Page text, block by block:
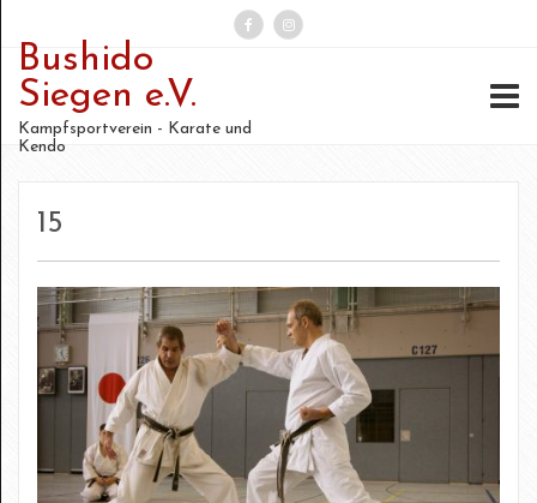
Suchen
nach:
Bushido
Siegen e.V.
Kampfsportverein - Karate und
Kendo
15